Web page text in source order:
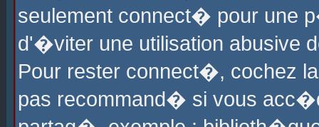
seulement connect� pour une
d'�viter une utilisation abusive
Pour rester connect�, cochez
pas recommand� si vous